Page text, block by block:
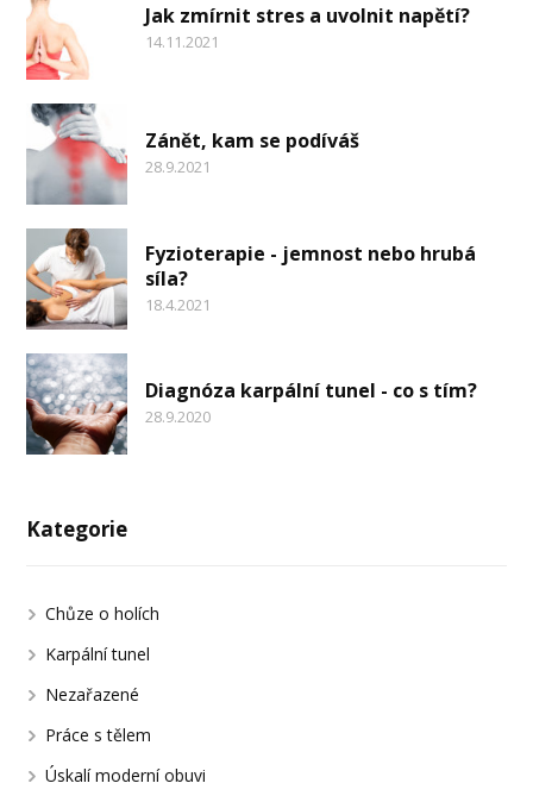
Jak zmírnit stres a uvolnit napětí?
14.11.2021
Zánět, kam se podíváš
28.9.2021
Fyzioterapie - jemnost nebo hrubá
síla?
18.4.2021
Diagnóza karpální tunel - co s tím?
28.9.2020
Kategorie
Chůze o holích
Karpální tunel
Nezařazené
Práce s tělem
Úskalí moderní obuvi